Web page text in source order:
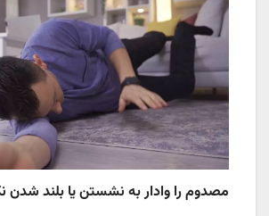
مصدوم را وادار به نشستن یا بلند شدن